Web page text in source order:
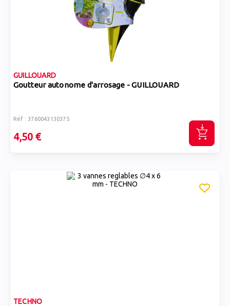
GUILLOUARD
Goutteur autonome d'arrosage - GUILLOUARD
Réf : 3760043130375
4,50 €
TECHNO